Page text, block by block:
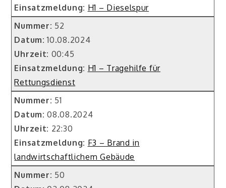
Einsatzmeldung: H1 – Dieselspur
Nummer: 52
Datum: 10.08.2024
Uhrzeit: 00:45
Einsatzmeldung: H1 – Tragehilfe für
Rettungsdienst
Nummer: 51
Datum: 08.08.2024
Uhrzeit: 22:30
Einsatzmeldung: F3 – Brand in
landwirtschaftlichem Gebäude
Nummer: 50